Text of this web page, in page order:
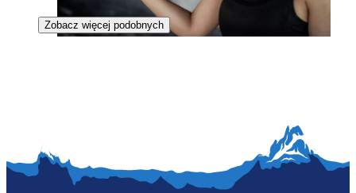
Zobacz więcej podobnych